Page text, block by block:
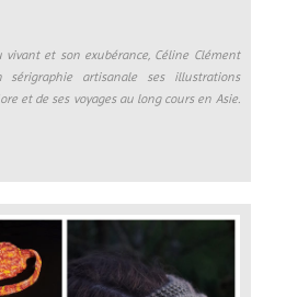
vivant et son exubérance, Céline Clément
artisanale ses illustrations
et de ses voyages au long cours en Asie.